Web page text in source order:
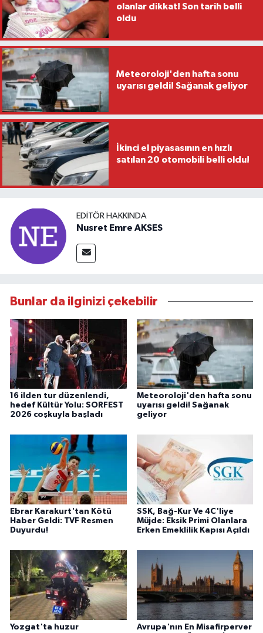
olanlar dikkat! Son tarih belli
oldu
Meteoroloji'den hafta sonu
uyarısı geldi! Sağanak geliyor
İkinci el piyasasının en hızlı
satılan 20 otomobili belli oldu!
EDITÖR HAKKINDA
Nusret Emre AKSES
Bunlar da ilginizi çekebilir
16 ilden tur düzenlendi,
hedef Kültür Yolu: SORFEST
2026 coşkuyla başladı
Meteoroloji'den hafta sonu
uyarısı geldi! Sağanak
geliyor
Ebrar Karakurt'tan Kötü
Haber Geldi: TVF Resmen
Duyurdu!
SSK, Bağ-Kur Ve 4C'liye
Müjde: Eksik Primi Olanlara
Erken Emeklilik Kapısı Açıldı
Yozgat'ta huzur
Avrupa'nın En Misafirperver